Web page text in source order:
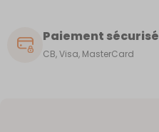
Paiement sécurisé
CB, Visa, MasterCard